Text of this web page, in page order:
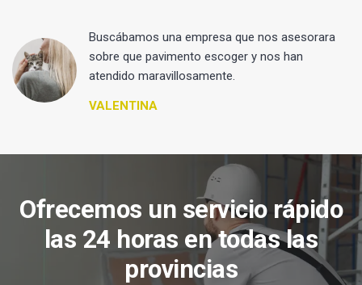
Buscábamos una empresa que nos asesorara
sobre que pavimento escoger y nos han
atendido maravillosamente.
VALENTINA
Ofrecemos un servicio rápido
las 24 horas en todas las
provincias